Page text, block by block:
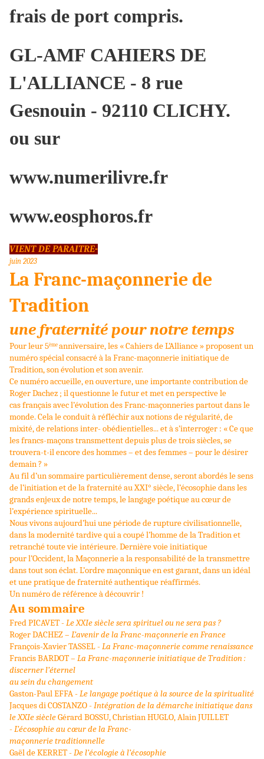
frais de port compris.
GL-AMF CAHIERS DE
L'ALLIANCE - 8 rue
Gesnouin - 92110 CLICHY.
ou sur
www.numerilivre.fr
www.eosphoros.fr
VIENT DE PARAITRE-
juin 2023
La Franc-maçonnerie de
Tradition
une fraternité pour notre temps
Pour leur 5ème anniversaire, les « Cahiersde L’Alliance »proposent un
numéro spécial consacré à la Franc-maçonnerie initiatique de
Tradition, son évolution et son avenir.
Ce numéro accueille, en ouverture, une importante contribution de
Roger Dachez ; il questionne le futur et met en perspective le
casfrançais avec l’évolution des Franc-maçonneries partout dans le
monde. Cela le conduit à réfléchir aux notions de régularité, de
mixité, de relations inter-obédientielles...et à s’interroger : « Ce que
les francs-maçons transmettent depuis plus de trois siècles, se
trouvera-t-il encore des hommes– et des femmes– pour le désirer
demain ? »
Au fil d’un sommaire particulièrement dense, seront abordés le sens
de l’initiation et de la fraternité au XXI° siècle, l’écosophie dans les
grands enjeux de notretemps, le langage poétiqueau cœur de
l’expérience spirituelle...
Nous vivons aujourd’hui une période de rupture civilisationnelle,
dans la modernité tardive quia coupé l’homme de la Tradition et
retranché toute vie intérieure. Dernière voie initiatique
pourl’Occident, la Maçonnerie a la responsabilité de la transmettre
dans tout son éclat. L’ordre maçonnique en est garant, dans un idéal
et une pratique de fraternité authentique réaffirmés.
Un numéro de référence à découvrir !
Au sommaire
Fred PICAVET -Le XXIe siècle sera spirituel ou ne sera pas ?
Roger DACHEZ– L’avenir de la Franc-maçonnerie en France
François-Xavier TASSEL -La Franc-maçonnerie comme renaissance
Francis BARDOT– La Franc-maçonnerie initiatique de Tradition:
discerner l’éternel
au sein du changement
Gaston-Paul EFFA -Le langage poétique à la source de la spiritualité
Jacques di COSTANZO -Intégration de la démarche initiatique dans
le XXIe siècleGérard BOSSU, Christian HUGLO, Alain JUILLET
-L’écosophie au cœur de la Franc-
maçonnerie traditionnelle
Gaël de KERRET -De l’écologie à l’écosophie